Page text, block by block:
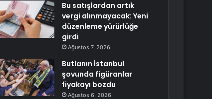
Bu satışlardan artık
vergi alınmayacak: Yeni
düzenleme yürürlüğe
girdi
Ağustos 7, 2026
Butlanın İstanbul
şovunda figüranlar
fiyakayı bozdu
Ağustos 6, 2026